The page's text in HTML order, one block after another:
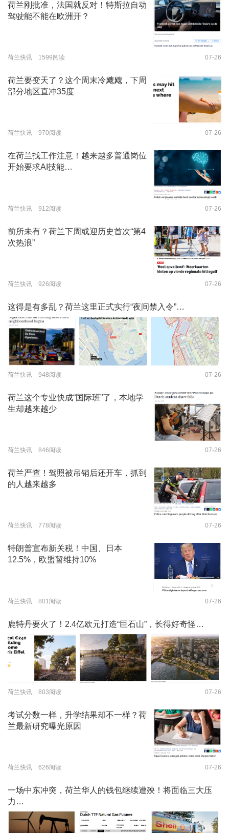
荷兰刚批准，法国就反对！特斯拉自动
驾驶能不能在欧洲开？
荷兰快讯 1599阅读 07-26
荷兰要变天了？这个周末冷飕飕，下周
部分地区直冲35度
荷兰快讯 970阅读 07-26
在荷兰找工作注意！越来越多普通岗位
开始要求AI技能…
荷兰快讯 912阅读 07-26
前所未有？荷兰下周或迎历史首次“第4
次热浪”
荷兰快讯 926阅读 07-26
这得是有多乱？荷兰这里正式实行“夜间禁入令”…
荷兰快讯 948阅读 07-26
荷兰这个专业快成“国际班”了，本地学
生却越来越少
荷兰快讯 846阅读 07-26
荷兰严查！驾照被吊销后还开车，抓到
的人越来越多
荷兰快讯 778阅读 07-26
特朗普宣布新关税！中国、日本
12.5%，欧盟暂维持10%
荷兰快讯 801阅读 07-26
鹿特丹要火了！2.4亿欧元打造“巨石山”，长得好奇怪…
荷兰快讯 803阅读 07-26
考试分数一样，升学结果却不一样？荷
兰最新研究曝光原因
荷兰快讯 626阅读 07-26
一场中东冲突，荷兰华人的钱包继续遭殃！将面临三大压
力…